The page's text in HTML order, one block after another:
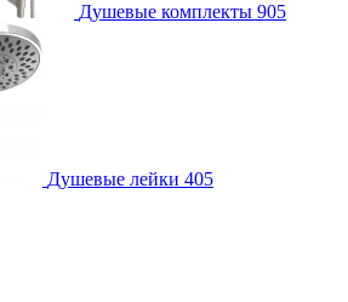
Душевые комплекты 905
Душевые лейки 405